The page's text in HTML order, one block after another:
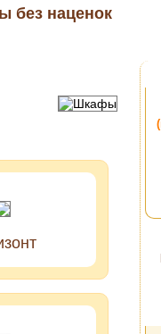
без наценок